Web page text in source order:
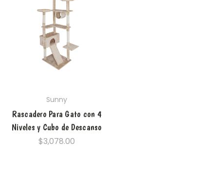
Sunny
Rascadero Para Gato con 4
Niveles y Cubo de Descanso
$3,078.00